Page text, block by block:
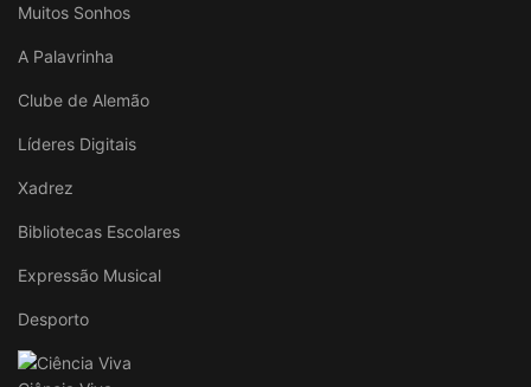
Muitos Sonhos
A Palavrinha
Clube de Alemão
Líderes Digitais
Xadrez
Bibliotecas Escolares
Expressão Musical
Desporto